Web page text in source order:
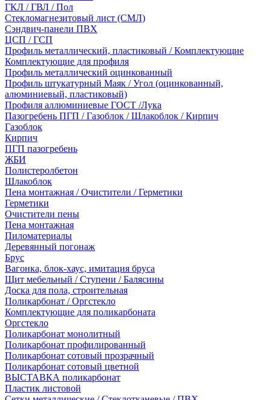
ГКЛ / ГВЛ / Пол
Стекломагнезитовый лист (СМЛ)
Сэндвич-панели ПВХ
ЦСП / ГСП
Профиль металлический, пластиковый / Комплектующие
Комплектующие для профиля
Профиль металлический оцинкованный
Профиль штукатурный Маяк / Угол (оцинкованный,
алюминиевый, пластиковый)
Профиля аллюминиевые ГОСТ /Лука
Пазогребень ПГП / Газоблок / Шлакоблок / Кирпич
Газоблок
Кирпич
ПГП пазогребень
ЖБИ
Полистеролбетон
Шлакоблок
Пена монтажная / Очистители / Герметики
Герметики
Очистители пены
Пена монтажная
Пиломатериалы
Деревянный погонаж
Брус
Вагонка, блок-хаус, имитация бруса
Щит мебельный / Ступени / Балясины
Доска для пола, строительная
Поликарбонат / Оргстекло
Комплектующие для поликарбоната
Оргстекло
Поликарбонат монолитный
Поликарбонат профилированный
Поликарбонат сотовый прозрачный
Поликарбонат сотовый цветной
ВЫСТАВКА поликарбонат
Пластик листовой